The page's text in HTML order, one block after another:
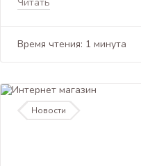
Время чтения: 1 минута
Новости